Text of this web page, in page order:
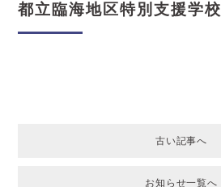
都立臨海地区特別支援学校
古い記事へ
お知らせ一覧へ